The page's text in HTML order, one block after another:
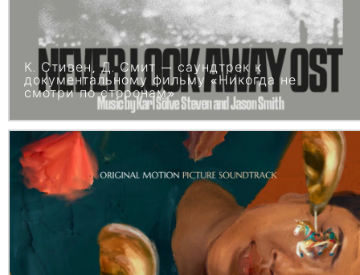
К. Стивен, Д. Смит — саундтрек к
документальному фильму «Никогда не
смотри по сторонам»